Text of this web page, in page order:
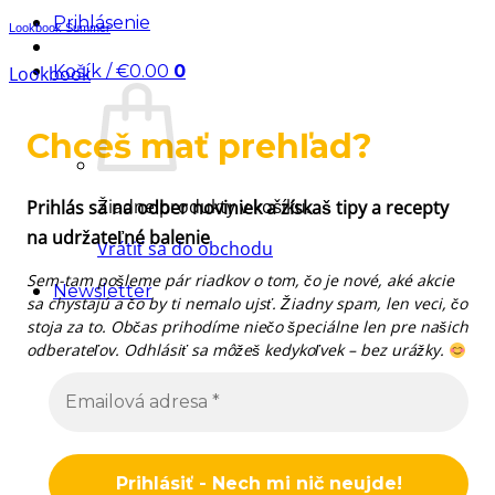
Prihlásenie
Košík /€0.00 0
Žiadne produkty v košíku.
Vrátiť sa do obchodu
Newsletter
Lookbook Summer
Lookbook
Chceš mať prehľad?
Prihlás sa na odber noviniek a získaš tipy a recepty
na udržateľné balenie
Sem-tam pošleme pár riadkov o tom, čo je nové, aké akcie
sa chystajú a čo by ti nemalo ujsť. Žiadny spam, len veci, čo
stoja za to. Občas prihodíme niečo špeciálne len pre našich
odberateľov. Odhlásiť sa môžeš kedykoľvek – bez urážky.